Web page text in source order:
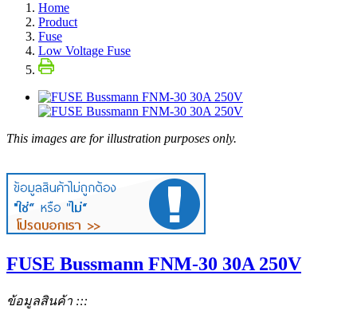
Home
Product
Fuse
Low Voltage Fuse
This images are for illustration purposes only.
FUSE Bussmann FNM-30 30A 250V
ข้อมูลสินค้า :::